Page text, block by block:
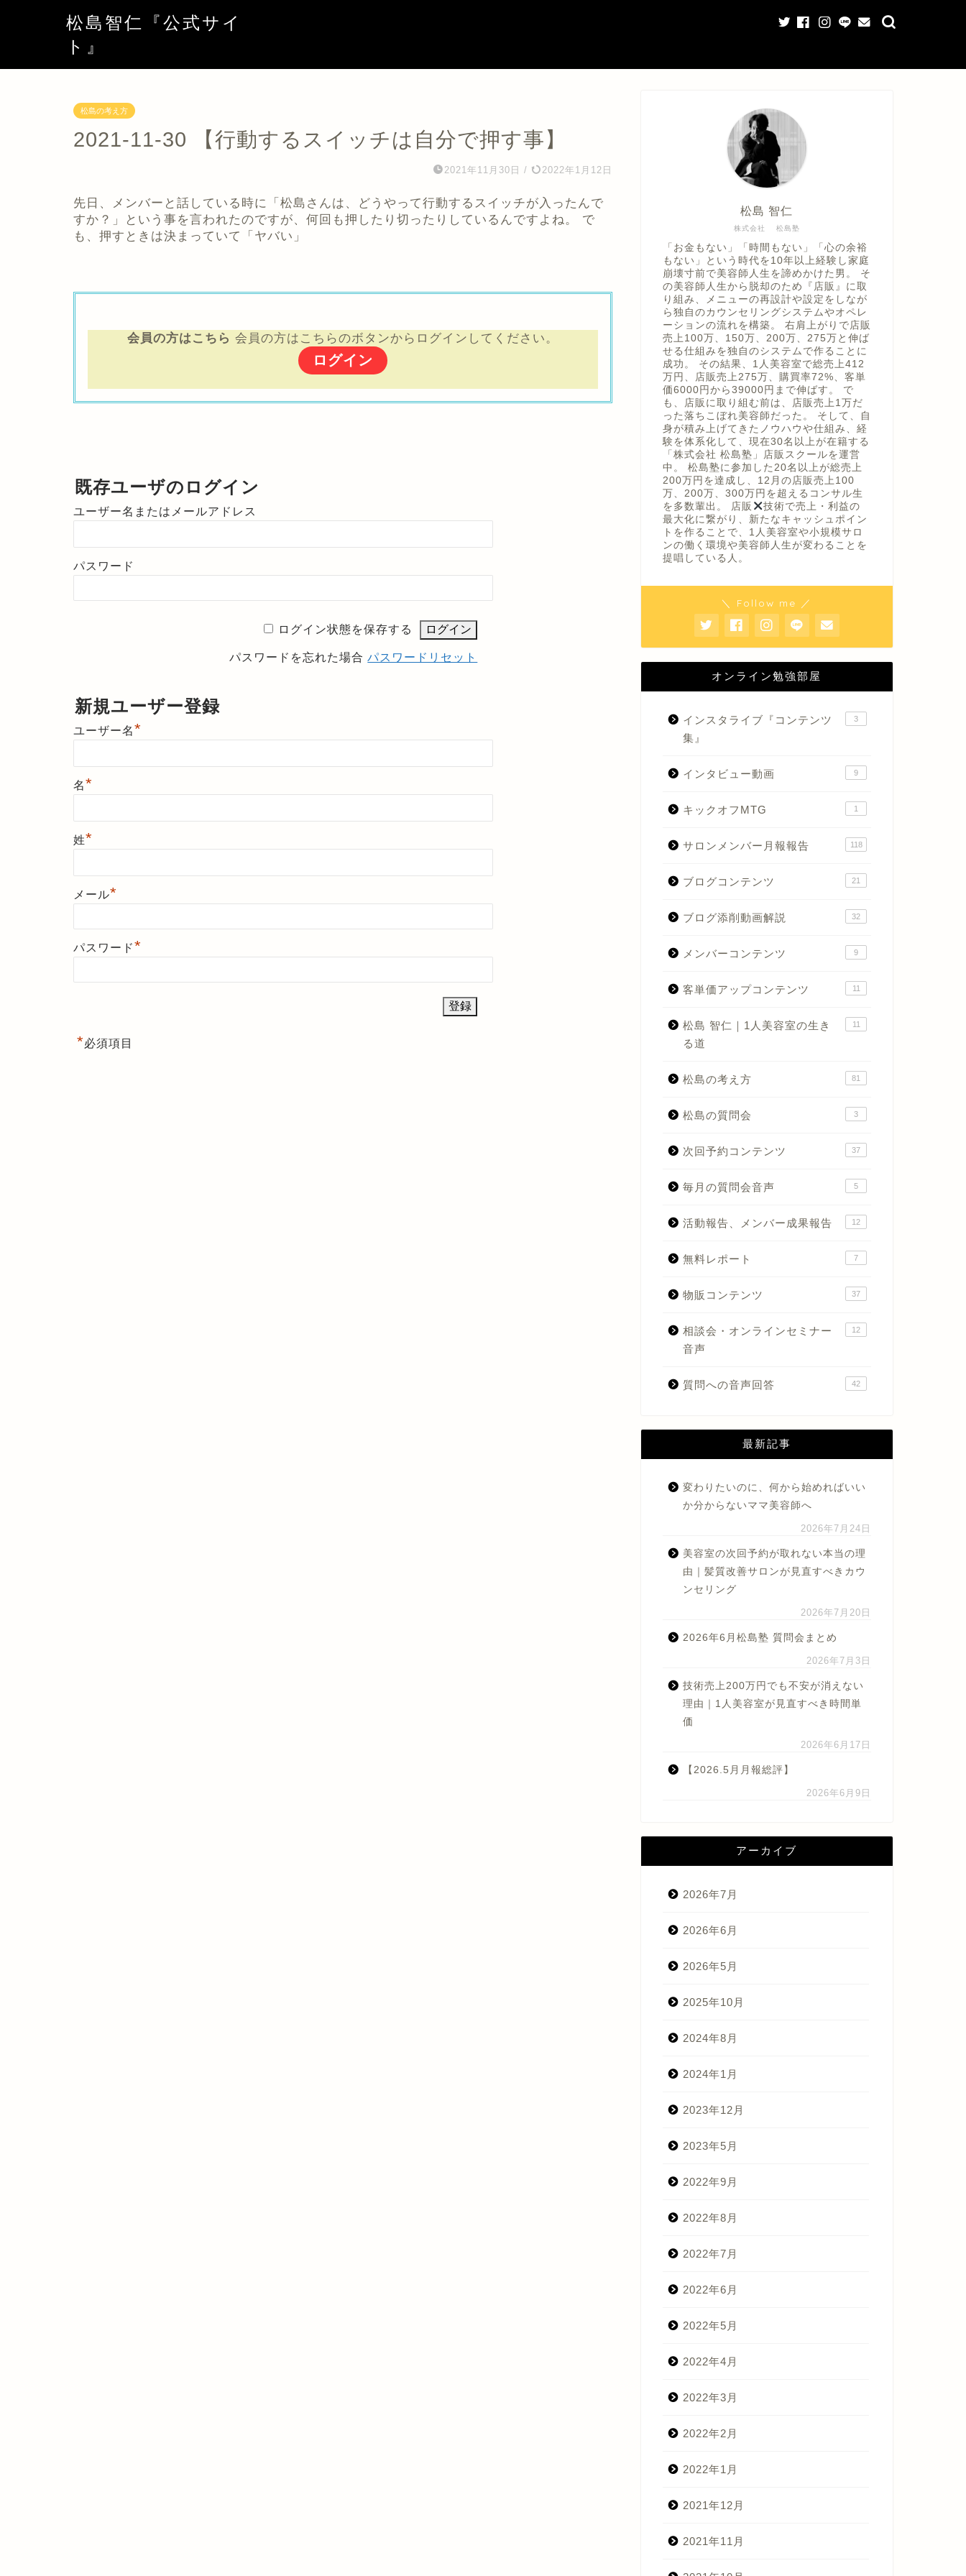
松島智仁『公式サイ
ト』
松島の考え方
2021-11-30 【行動するスイッチは自分で押す事】
2021年11月30日 / 2022年1月12日
先日、メンバーと話している時に「松島さんは、どうやって行動するスイッチが入ったんで
すか？」という事を言われたのですが、何回も押したり切ったりしているんですよね。 で
も、押すときは決まっていて「ヤバい」
会員の方はこちら 会員の方はこちらのボタンからログインしてください。
ログイン
既存ユーザのログイン
ユーザー名またはメールアドレス
パスワード
ログイン状態を保存する
パスワードを忘れた場合パスワードリセット
新規ユーザー登録
ユーザー名*
名*
姓*
メール*
パスワード*
*必須項目
株式会社 松島塾
松島 智仁
「お金もない」「時間もない」「心の余裕
もない」という時代を10年以上経験し家庭
崩壊寸前で美容師人生を諦めかけた男。 そ
の美容師人生から脱却のため『店販』に取
り組み、メニューの再設計や設定をしなが
ら独自のカウンセリングシステムやオペレ
ーションの流れを構築。 右肩上がりで店販
売上100万、150万、200万、275万と伸ば
せる仕組みを独自のシステムで作ることに
成功。 その結果、1人美容室で総売上412
万円、店販売上275万、購買率72%、客単
価6000円から39000円まで伸ばす。 で
も、店販に取り組む前は、店販売上1万だ
った落ちこぼれ美容師だった。 そして、自
身が積み上げてきたノウハウや仕組み、経
験を体系化して、現在30名以上が在籍する
「株式会社 松島塾」店販スクールを運営
中。 松島塾に参加した20名以上が総売上
200万円を達成し、12月の店販売上100
万、200万、300万円を超えるコンサル生
を多数輩出。 店販
技術で売上・利益の
最大化に繋がり、新たなキャッシュポイン
トを作ることで、1人美容室や小規模サロ
ンの働く環境や美容師人生が変わることを
提唱している人。
＼ Follow me ／
オンライン勉強部屋
インスタライブ『コンテンツ
集』
3
インタビュー動画 9
キックオフMTG 1
サロンメンバー月報報告 118
ブログコンテンツ 21
ブログ添削動画解説 32
メンバーコンテンツ 9
客単価アップコンテンツ 11
松島 智仁｜1人美容室の生き
る道
11
松島の考え方 81
松島の質問会 3
次回予約コンテンツ 37
毎月の質問会音声 5
活動報告、メンバー成果報告 12
無料レポート 7
物販コンテンツ 37
相談会・オンラインセミナー
音声
12
質問への音声回答 42
最新記事
変わりたいのに、何から始めればいい
か分からないママ美容師へ
2026年7月24日
美容室の次回予約が取れない本当の理
由｜髪質改善サロンが見直すべきカウ
ンセリング
2026年7月20日
2026年6月松島塾 質問会まとめ
2026年7月3日
技術売上200万円でも不安が消えない
理由｜1人美容室が見直すべき時間単
価
2026年6月17日
【2026.5月月報総評】
2026年6月9日
アーカイブ
2026年7月
2026年6月
2026年5月
2025年10月
2024年8月
2024年1月
2023年12月
2023年5月
2022年9月
2022年8月
2022年7月
2022年6月
2022年5月
2022年4月
2022年3月
2022年2月
2022年1月
2021年12月
2021年11月